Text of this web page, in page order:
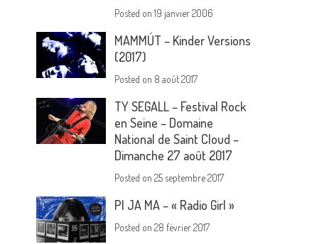
Posted on19 janvier 2006
MAMMÚT – Kinder Versions
(2017)
Posted on 8 août 2017
TY SEGALL – Festival Rock
en Seine – Domaine
National de Saint Cloud –
Dimanche 27 août 2017
Posted on25 septembre 2017
PI JA MA – « Radio Girl »
Posted on28 février 2017